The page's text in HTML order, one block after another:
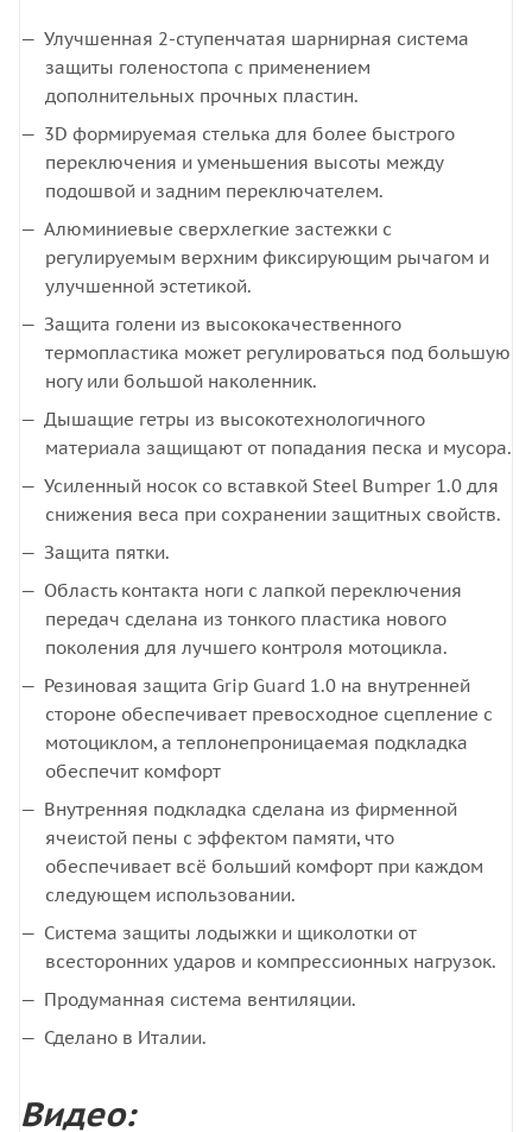
Улучшенная 2-ступенчатая шарнирная система
защиты голеностопа с применением
дополнительных прочных пластин.
3D формируемая стелька для более быстрого
переключения и уменьшения высоты между
подошвой и задним переключателем.
Алюминиевые сверхлегкие застежки с
регулируемым верхним фиксирующим рычагом и
улучшенной эстетикой.
Защита голени из высококачественного
термопластика может регулироваться под большую
ногу или большой наколенник.
Дышащие гетры из высокотехнологичного
материала защищают от попадания песка и мусора.
Усиленный носок со вставкой Steel Bumper 1.0 для
снижения веса при сохранении защитных свойств.
Защита пятки.
Область контакта ноги с лапкой переключения
передач сделана из тонкого пластика нового
поколения для лучшего контроля мотоцикла.
Резиновая защита Grip Guard 1.0 на внутренней
стороне обеспечивает превосходное сцепление с
мотоциклом, а теплонепроницаемая подкладка
обеспечит комфорт
Внутренняя подкладка сделана из фирменной
ячеистой пены с эффектом памяти, что
обеспечивает всё больший комфорт при каждом
следующем использовании.
Система защиты лодыжки и щиколотки от
всесторонних ударов и компрессионных нагрузок.
Продуманная система вентиляции.
Сделано в Италии.
Видео: